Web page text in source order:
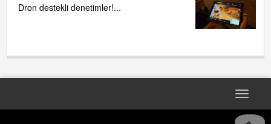
Dron destekli denetimler!...
Toggle